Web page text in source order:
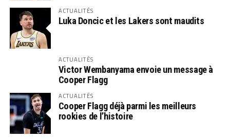
ACTUALITÉS
Luka Doncic et les Lakers sont maudits
ACTUALITÉS
Victor Wembanyama envoie un message à
Cooper Flagg
ACTUALITÉS
Cooper Flagg déjà parmi les meilleurs
rookies de l’histoire